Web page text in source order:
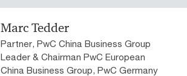
Marc Tedder
Partner, PwC China Business Group
Leader & Chairman PwC European
China Business Group, PwC Germany